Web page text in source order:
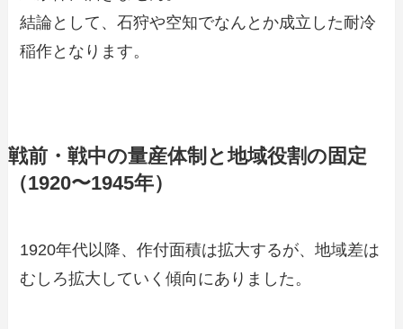
結論として、石狩や空知でなんとか成立した耐冷
稲作となります。
戦前・戦中の量産体制と地域役割の固定
（1920〜1945年）
1920年代以降、作付面積は拡大するが、地域差は
むしろ拡大していく傾向にありました。